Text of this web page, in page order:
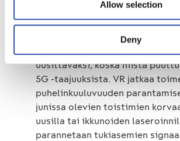
Allow selection
Deny
jotka parantavat junan sisälle
radiosignaalin voimakkuutta, eli
puheluiden kuuluvuutta ja
mobiilidatan toimintaa.
uusittavaksi, koska niistä
5G -taajuuksista. VR jatkaa
puhelinkuuluvuuden
junissa olevien toistimien
uusilla tai ikkunoiden
parannetaan tukiasemien